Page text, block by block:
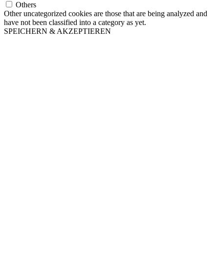
Others
Other uncategorized cookies are those that are being analyzed and
have not been classified into a category as yet.
SPEICHERN & AKZEPTIEREN